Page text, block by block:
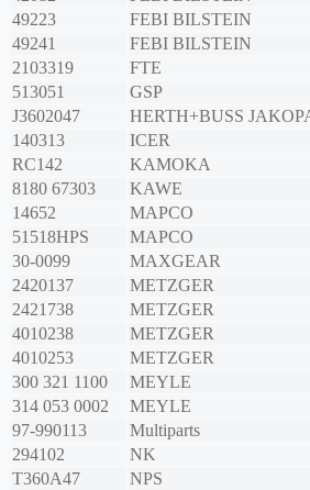
49223
FEBI BILSTEIN
49241
FEBI BILSTEIN
2103319
FTE
513051
GSP
J3602047
HERTH+BUSS
140313
ICER
RC142
KAMOKA
8180 67303
KAWE
14652
MAPCO
51518HPS
MAPCO
30-0099
MAXGEAR
2420137
METZGER
2421738
METZGER
4010238
METZGER
4010253
METZGER
300 321 1100
MEYLE
314 053 0002
MEYLE
97-990113
Multiparts
294102
NK
T360A47
NPS